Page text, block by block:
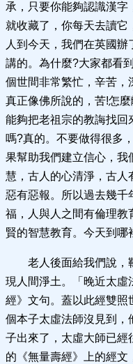
承，只要你能夠認識漢字
就收藏了，你每天去讀它
人到今天，我們在英國
講的。為什麼?大家都看
個世間非常繁忙，辛苦，
真正像佛所說的，苦!怎
能夠把老祖宗的教誨找回
嗎?真的。不要做得很多
果幫助我們建立信心，我
慧，古人的心清淨，古人
惡有惡報。所以過去幾千
福，人與人之間有倫理教
賢的智慧教育。今天到哪
老人後面給我們說，
現人間淨土。「晚近太虛
經》文句。蓋以此經雙照
個本子太虛法師沒見到，
子出來了，太虛大師已經
的《無量壽經》上的經文